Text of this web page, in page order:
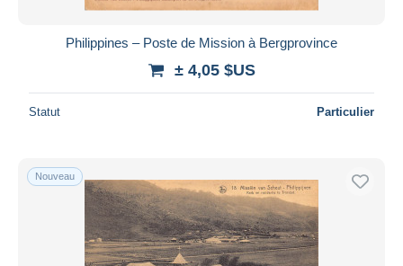
Philippines – Poste de Mission à Bergprovince
± 4,05 $US
Statut Particulier
Nouveau